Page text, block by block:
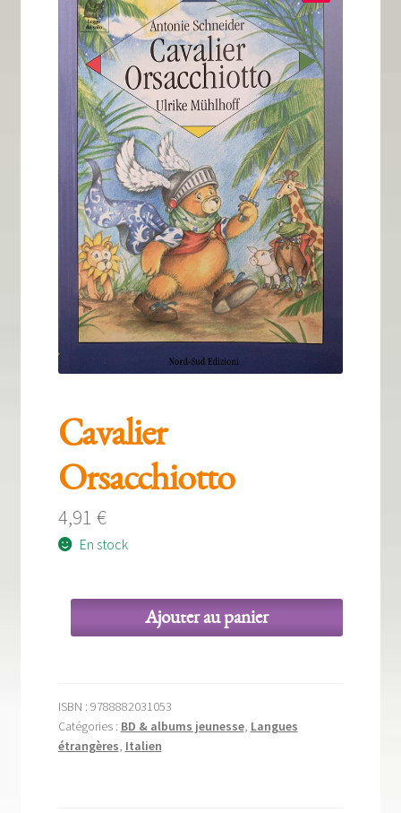
Tous nos livres
La qualité Lieux Dits
Nous contacter
Qui sommes-nous ?
Les éditions Lieux Dits
Cavalier
Orsacchiotto
4,91 €
En stock
Ajouter au panier
ISBN : 9788882031053
Catégories : BD & albums jeunesse, Langues
étrangères, Italien